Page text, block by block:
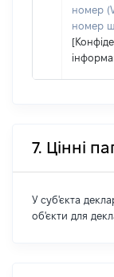
номер
номер
7. Цінні
У суб'єкта
об'єкти для